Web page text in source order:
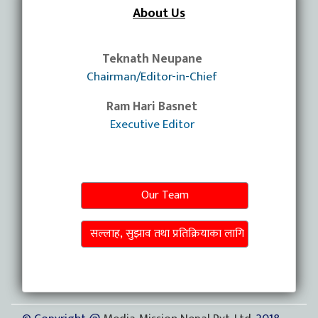
About Us
Teknath Neupane
Chairman/Editor-in-Chief
Ram Hari Basnet
Executive Editor
Our Team
सल्लाह, सुझाव तथा प्रतिक्रियाका लागि